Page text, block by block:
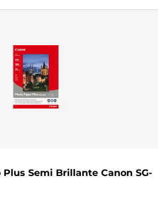
Semi Brillante Canon SG-